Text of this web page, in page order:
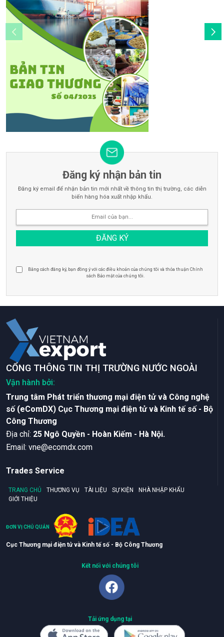
Đăng ký nhận bản tin
Đăng ký email để nhận bản tin mới nhất về thông tin thị trường, các diễn
biến hàng hóa xuất nhập khẩu.
Bằng cách đăng ký, bạn đồng ý với các điều khoản của chúng tôi và thỏa thuận Chính
sách Bảo mật của chúng tôi.
CỔNG THÔNG TIN THỊ TRƯỜNG NƯỚC NGOÀI
Vận hành bởi:
Trung tâm Phát triển thương mại điện tử và Công nghệ
số (eComDX) Cục Thương mại điện tử và Kinh tế số - Bộ
Công Thương
Ðịa chỉ: 25 Ngô Quyền - Hoàn Kiếm - Hà Nội.
Email: vne@ecomdx.com
Trades Service
TRANG CHỦ THƯƠNG VỤ TÀI LIỆU SỰ KIỆN
NHÀ NHẬP KHẨU
GIỚI THIỆU
ĐƠN VỊ CHỦ QUẢN
Cục Thương mại điện tử và Kinh tế số - Bộ Công Thương
Kết nối với chúng tôi
Tải ứng dụng tại